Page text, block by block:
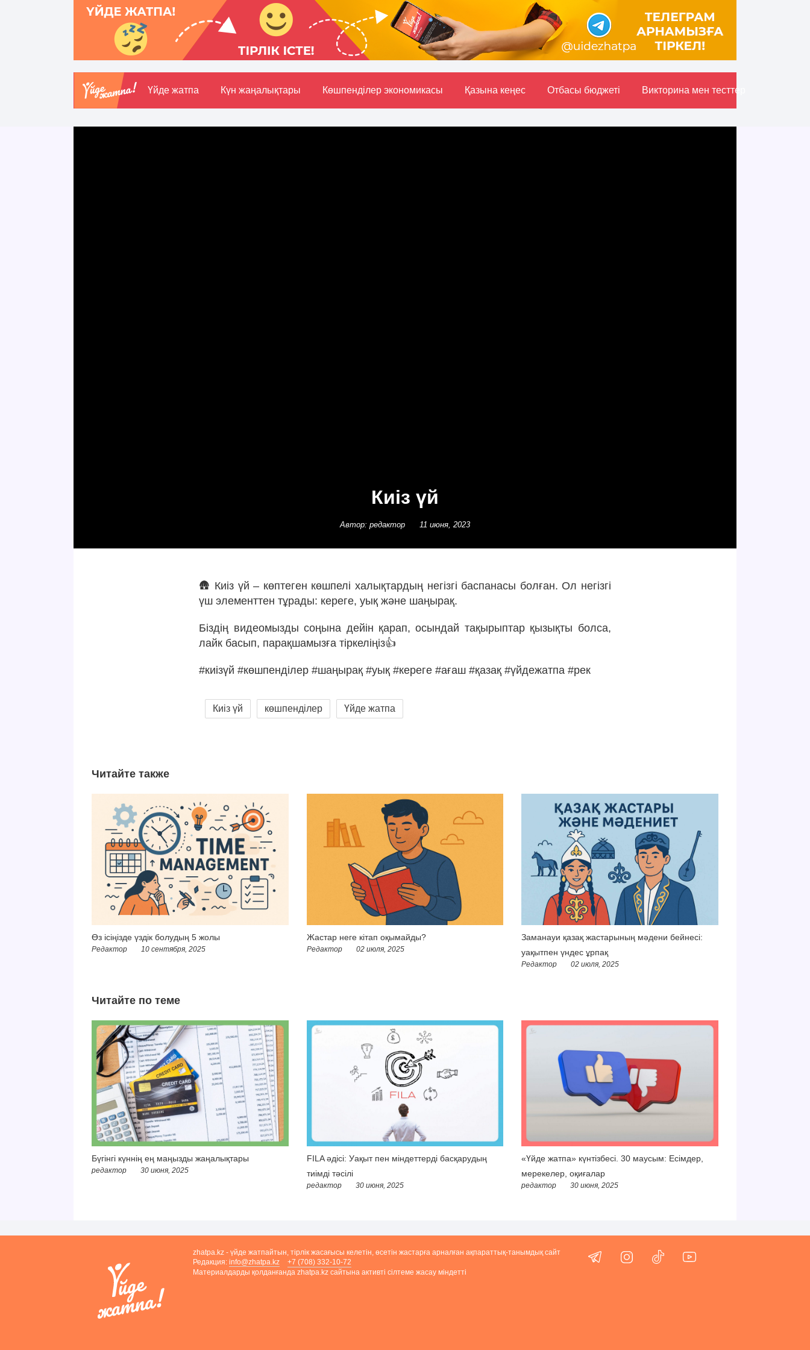
Үйде жатпа Күн жаңалықтары Көшпенділер экономикасы Қазына кеңес Отбасы бюджетi Викторина мен тесттер
Киіз үй
Автор: редактор 11 июня, 2023
🛖 Киіз үй – көптеген көшпелі халықтардың негізгі баспанасы болған. Ол негізгі
үш элементтен тұрады: кереге, уық және шаңырақ.
Біздің видеомызды соңына дейін қарап, осындай тақырыптар қызықты болса,
лайк басып, парақшамызға тіркеліңіз👍
#киізүй #көшпенділер #шаңырақ #уық #кереге #ағаш #қазақ #үйдежатпа #рек
Киіз үй көшпенділер Үйде жатпа
Читайте также
Өз ісіңізде үздік болудың 5 жолы
Редактор 10 сентября, 2025
Жастар неге кітап оқымайды?
Редактор 02 июля, 2025
Заманауи қазақ жастарының мәдени бейнесі:
уақытпен үндес ұрпақ
Редактор 02 июля, 2025
Читайте по теме
Бүгінгі күннің ең маңызды жаңалықтары
редактор 30 июня, 2025
FILA әдісі: Уақыт пен міндеттерді басқарудың
тиімді тәсілі
редактор 30 июня, 2025
«Үйде жатпа» күнтізбесі. 30 маусым: Есімдер,
мерекелер, оқиғалар
редактор 30 июня, 2025
zhatpa.kz - үйде жатпайтын, тірлік жасағысы келетін, өсетін жастарға арналған ақпараттық-танымдық сайт
Редакция:info@zhatpa.kz
+7 (708) 332-10-72
Материалдарды қолданғанда zhatpa.kz сайтына активті сілтеме жасау міндетті